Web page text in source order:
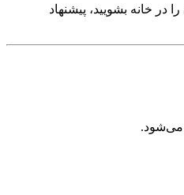
خانه بشویید، پیشنهاد
می‌شود.